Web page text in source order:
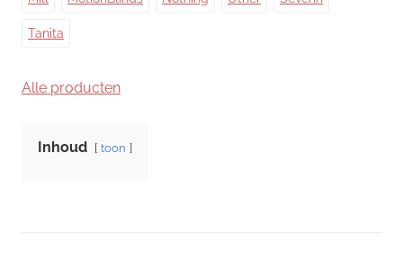
Tanita
Alle producten
Inhoud toon